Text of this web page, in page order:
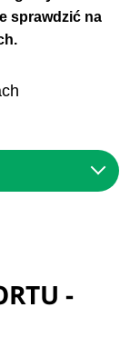
sprawdzić na
-